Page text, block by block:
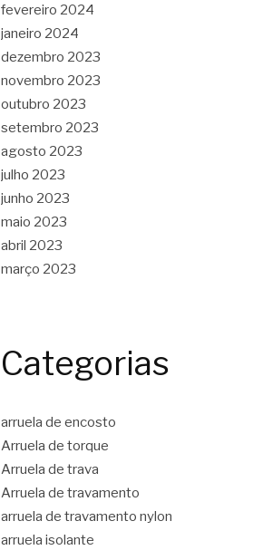
fevereiro 2024
janeiro 2024
dezembro 2023
novembro 2023
outubro 2023
setembro 2023
agosto 2023
julho 2023
junho 2023
maio 2023
abril 2023
março 2023
Categorias
arruela de encosto
Arruela de torque
Arruela de trava
Arruela de travamento
arruela de travamento nylon
arruela isolante